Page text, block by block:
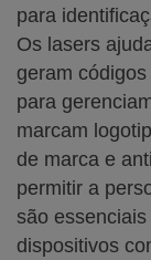
para
Os lasers
geram
para
marcam
de marca e
permitir a
são
dispositivos